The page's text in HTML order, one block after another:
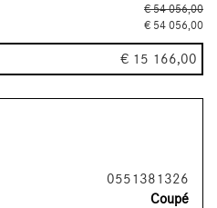
€ 54 056,00
€ 54 056,00
€ 15 166,00
0551381326
Coupé